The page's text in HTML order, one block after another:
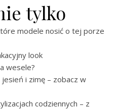
tylko
modele nosić o tej porze
look
wesele?
i zimę – zobacz w
codziennych – z